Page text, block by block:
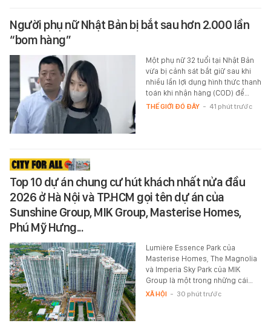
Người phụ nữ Nhật Bản bị bắt sau hơn 2.000 lần
“bom hàng”
Một phụ nữ 32 tuổi tại Nhật Bản
vừa bị cảnh sát bắt giữ sau khi
nhiều lần lợi dụng hình thức thanh
toán khi nhận hàng (COD) để…
THẾ GIỚI ĐÓ ĐÂY - 41 phút trước
Top 10 dự án chung cư hút khách nhất nửa đầu
2026 ở Hà Nội và TP.HCM gọi tên dự án của
Sunshine Group, MIK Group, Masterise Homes,
Phú Mỹ Hưng...
Lumière Essence Park của
Masterise Homes, The Magnolia
và Imperia Sky Park của MIK
Group là một trong những cái…
XÃ HỘI - 30 phút trước